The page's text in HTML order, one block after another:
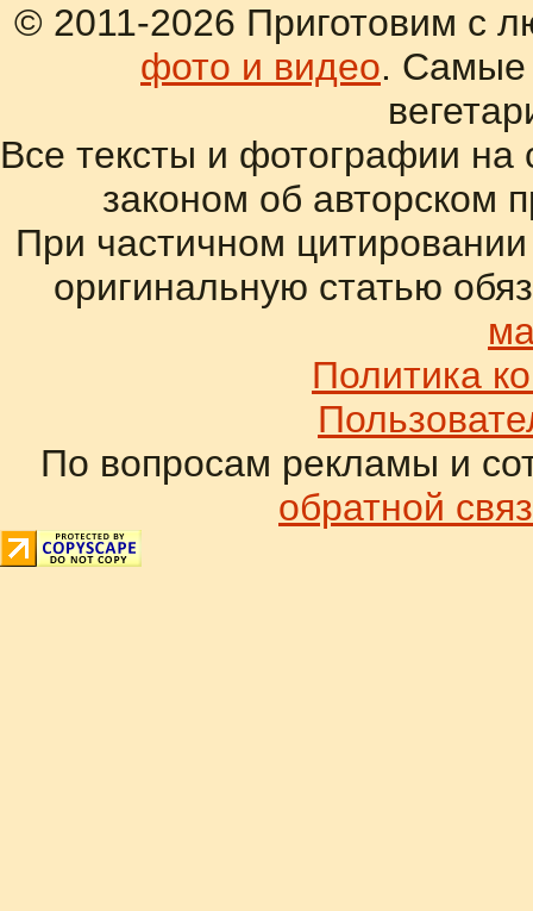
© 2011-2026 Приготовим с
фото и видео. Самые
Все тексты и фотографии
законом об авторском
При частичном
оригинальную статью
Политика
По вопросам рекламы и
обратной